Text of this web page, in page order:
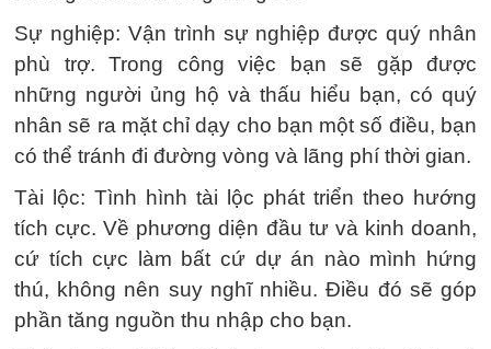
Sự nghiệp: Vận trình sự nghiệp được quý nhân
phù trợ. Trong công việc bạn sẽ gặp được
những người ủng hộ và thấu hiểu bạn, có quý
nhân sẽ ra mặt chỉ dạy cho bạn một số điều, bạn
có thể tránh đi đường vòng và lãng phí thời gian.
Tài lộc: Tình hình tài lộc phát triển theo hướng
tích cực. Về phương diện đầu tư và kinh doanh,
cứ tích cực làm bất cứ dự án nào mình hứng
thú, không nên suy nghĩ nhiều. Điều đó sẽ góp
phần tăng nguồn thu nhập cho bạn.